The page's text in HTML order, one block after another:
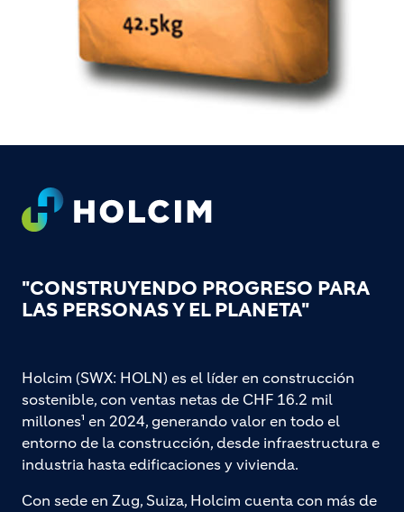
Footer
"CONSTRUYENDO PROGRESO PARA
LAS PERSONAS Y EL PLANETA"
Holcim (SWX: HOLN) es el líder en construcción
sostenible, con ventas netas de CHF 16.2 mil
millones¹ en 2024, generando valor en todo el
entorno de la construcción, desde infraestructura e
industria hasta edificaciones y vivienda.
Con sede en Zug, Suiza, Holcim cuenta con más de